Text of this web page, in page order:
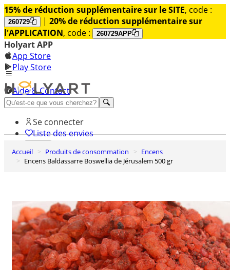
15% de réduction supplémentaire sur le SITE, code :
260729 | 20% de réduction supplémentaire sur
l'APPLICATION, code : 260729APP
Holyart APP
App Store
Play Store
Aide & Contact
Découvrez Premium
Se connecter
Liste des envies
0
Panier
Accueil Produits de consommation
Encens
Encens Baldassarre Boswellia de Jérusalem 500 gr